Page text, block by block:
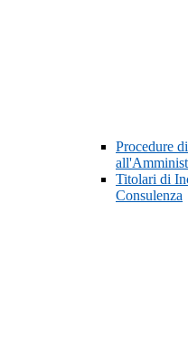
Procedure
Titolari di
Consulenza